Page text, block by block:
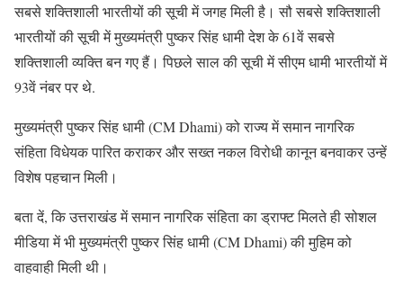
सबसे शक्तिशाली भारतीयों की सूची में जगह मिली है। सौ सबसे शक्तिशाली
भारतीयों की सूची में मुख्यमंत्री पुष्कर सिंह धामी देश के 61वें सबसे
शक्तिशाली व्यक्ति बन गए हैं। पिछले साल की सूची में सीएम धामी भारतीयों में
93वें नंबर पर थे.
मुख्यमंत्री पुष्कर सिंह धामी (CM Dhami) को राज्य में समान नागरिक
संहिता विधेयक पारित कराकर और सख्त नकल विरोधी कानून बनवाकर उन्हें
विशेष पहचान मिली।
बता दें, कि उत्तराखंड में समान नागरिक संहिता का ड्राफ्ट मिलते ही सोशल
मीडिया में भी मुख्यमंत्री पुष्कर सिंह धामी (CM Dhami) की मुहिम को
वाहवाही मिली थी।